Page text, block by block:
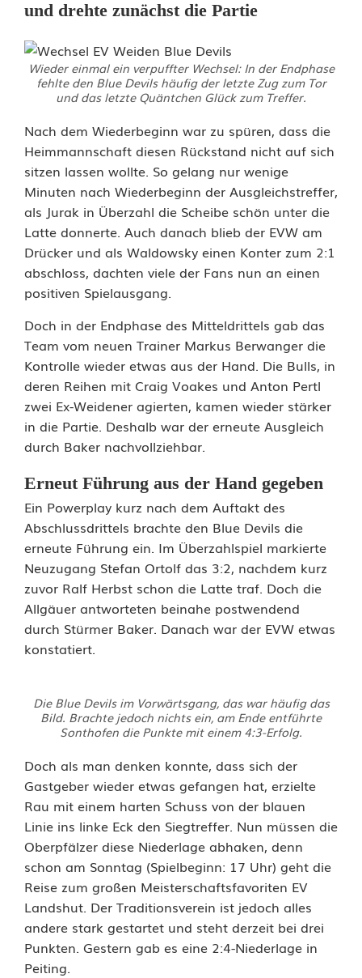
und drehte zunächst die Partie
Wieder einmal ein verpuffter Wechsel: In der Endphase
fehlte den Blue Devils häufig der letzte Zug zum Tor
und das letzte Quäntchen Glück zum Treffer.
Nach dem Wiederbeginn war zu spüren, dass die
Heimmannschaft diesen Rückstand nicht auf sich
sitzen lassen wollte. So gelang nur wenige
Minuten nach Wiederbeginn der Ausgleichstreffer,
als Jurak in Überzahl die Scheibe schön unter die
Latte donnerte. Auch danach blieb der EVW am
Drücker und als Waldowsky einen Konter zum 2:1
abschloss, dachten viele der Fans nun an einen
positiven Spielausgang.
Doch in der Endphase des Mitteldrittels gab das
Team vom neuen Trainer Markus Berwanger die
Kontrolle wieder etwas aus der Hand. Die Bulls, in
deren Reihen mit Craig Voakes und Anton Pertl
zwei Ex-Weidener agierten, kamen wieder stärker
in die Partie. Deshalb war der erneute Ausgleich
durch Baker nachvollziehbar.
Erneut Führung aus der Hand gegeben
Ein Powerplay kurz nach dem Auftakt des
Abschlussdrittels brachte den Blue Devils die
erneute Führung ein. Im Überzahlspiel markierte
Neuzugang Stefan Ortolf das 3:2, nachdem kurz
zuvor Ralf Herbst schon die Latte traf. Doch die
Allgäuer antworteten beinahe postwendend
durch Stürmer Baker. Danach war der EVW etwas
konstatiert.
Die Blue Devils im Vorwärtsgang, das war häufig das
Bild. Brachte jedoch nichts ein, am Ende entführte
Sonthofen die Punkte mit einem 4:3-Erfolg.
Doch als man denken konnte, dass sich der
Gastgeber wieder etwas gefangen hat, erzielte
Rau mit einem harten Schuss von der blauen
Linie ins linke Eck den Siegtreffer. Nun müssen die
Oberpfälzer diese Niederlage abhaken, denn
schon am Sonntag (Spielbeginn: 17 Uhr) geht die
Reise zum großen Meisterschaftsfavoriten EV
Landshut. Der Traditionsverein ist jedoch alles
andere stark gestartet und steht derzeit bei drei
Punkten. Gestern gab es eine 2:4-Niederlage in
Peiting.